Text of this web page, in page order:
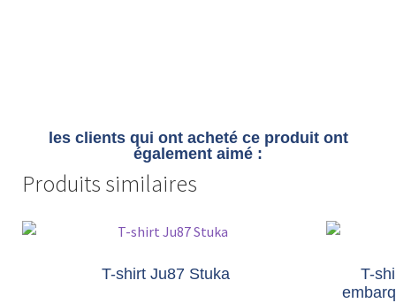
les clients qui ont acheté ce produit ont
également aimé :
Produits similaires
T-shirt Ju87 Stuka
T-